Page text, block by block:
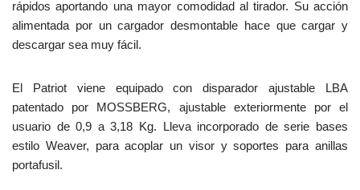
rápidos aportando una mayor comodidad al tirador. Su acción
alimentada por un cargador desmontable hace que cargar y
descargar sea muy fácil.
El Patriot viene equipado con disparador ajustable LBA
patentado por MOSSBERG, ajustable exteriormente por el
usuario de 0,9 a 3,18 Kg. Lleva incorporado de serie bases
estilo Weaver, para acoplar un visor y soportes para anillas
portafusil.